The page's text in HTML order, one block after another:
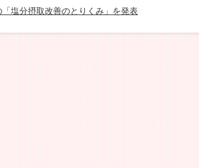
「塩分摂取改善のとりくみ」を発表